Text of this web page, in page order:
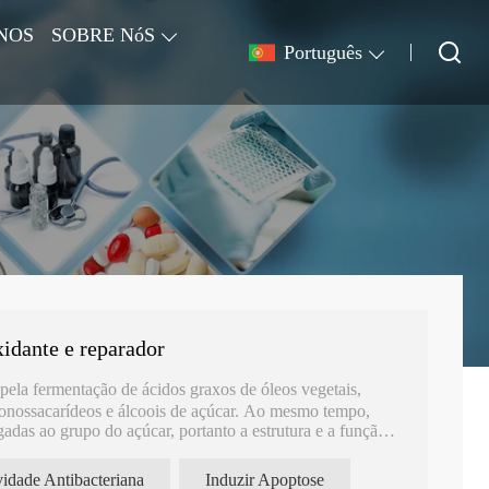
SOBRE NóS
Português
e reparador
fermentação de ácidos graxos de óleos vegetais,
e álcoois de açúcar. Ao mesmo tempo,
ao grupo do açúcar, portanto a estrutura e a função
Antibacteriana Induzir Apoptose